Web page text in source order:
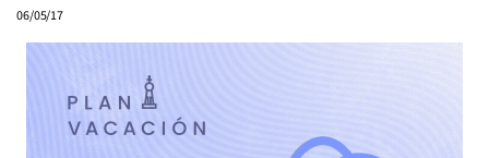
06/05/17